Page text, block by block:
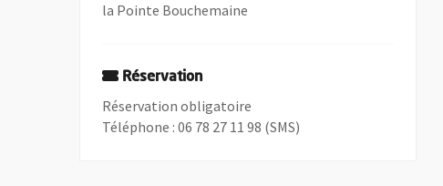
la Pointe Bouchemaine
Réservation
Réservation obligatoire
Téléphone : 06 78 27 11 98 (SMS)